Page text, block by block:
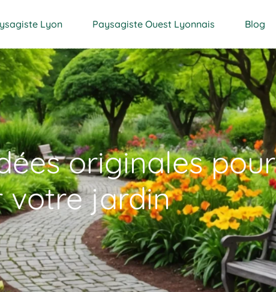
Lyon Paysagiste Ouest Lyonnais Blog
originales pour
votre jardin